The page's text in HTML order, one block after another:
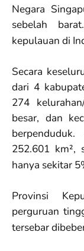
Negara
sebelah
kepulauan di
Secara
dari 4
274
besar, dan
252.601 km²,
hanya sekitar
Provinsi
perguruan
tersebar